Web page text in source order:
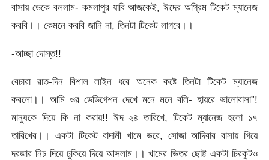
বাসায় ডেকে বললাম- কমলাপুর যাবি আজকেই, ঈদের অগ্রিম টিকেট ম্যানেজ
করবি।। কেমনে করবি জানি না, তিনটা টিকেট লাগবে।।
-আচ্ছা দোস্ত!!
বেচারা রাত-দিন বিশাল লাইন ধরে অনেক কষ্টে তিনটা টিকেট ম্যানেজ
করলো।। আমি ওর ডেডিগেশন দেখে মনে মনে বলি- হায়রে ভালোবাসা”!
মানুষকে দিয়ে কি না করায়!! ঈদ ২৪ তারিখে, টিকেট ম্যানেজ হলো ১৭
তারিখের।। একটা টিকেট বাদামী খামে ভরে, সোজা আদিবার বাসায় গিয়ে
দরজার নিচ দিয়ে ঢুকিয়ে দিয়ে আসলাম।। খামের ভিতর ছোট্ট একটা চিরকুটও